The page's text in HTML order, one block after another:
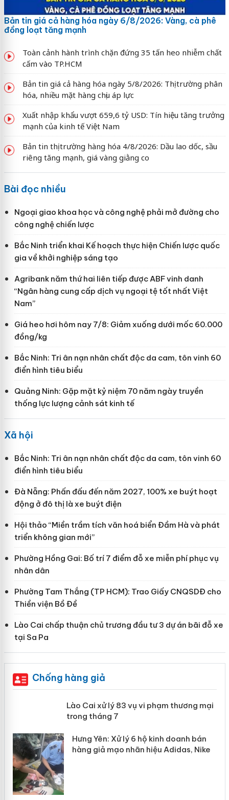
Bản tin giá cả hàng hóa ngày 6/8/2026: Vàng, cà phê
đồng loạt tăng mạnh
Toàn cảnh hành trình chặn đứng 35 tấn heo nhiễm chất
cấm vào TP.HCM
Bản tin giá cả hàng hóa ngày 5/8/2026: Thị trường phân
hóa, nhiều mặt hàng chịu áp lực
Xuất nhập khẩu vượt 659,6 tỷ USD: Tín hiệu tăng trưởng
mạnh của kinh tế Việt Nam
Bản tin thị trường hàng hóa 4/8/2026: Dầu lao dốc, sầu
riêng tăng mạnh, giá vàng giằng co
Bài đọc nhiều
Ngoại giao khoa học và công nghệ phải mở đường cho
công nghệ chiến lược
Bắc Ninh triển khai Kế hoạch thực hiện Chiến lược quốc
gia về khởi nghiệp sáng tạo
Agribank năm thứ hai liên tiếp được ABF vinh danh
“Ngân hàng cung cấp dịch vụ ngoại tệ tốt nhất Việt
Nam”
Giá heo hơi hôm nay 7/8: Giảm xuống dưới mốc 60.000
đồng/kg
Bắc Ninh: Tri ân nạn nhân chất độc da cam, tôn vinh 60
điển hình tiêu biểu
Quảng Ninh: Gặp mặt kỷ niệm 70 năm ngày truyền
thống lực lượng cảnh sát kinh tế
Xã hội
Bắc Ninh: Tri ân nạn nhân chất độc da cam, tôn vinh 60
điển hình tiêu biểu
Đà Nẵng: Phấn đấu đến năm 2027, 100% xe buýt hoạt
động ở đô thị là xe buýt điện
Hội thảo “Miền trầm tích văn hoá biển Đầm Hà và phát
triển không gian mới”
Phường Hồng Gai: Bố trí 7 điểm đỗ xe miễn phí phục vụ
nhân dân
Phường Tam Thắng (TP HCM): Trao Giấy CNQSDĐ cho
Thiền viện Bồ Đề
Lào Cai chấp thuận chủ trương đầu tư 3 dự án bãi đỗ xe
tại Sa Pa
Chống hàng giả
Lào Cai xử lý 83 vụ vi phạm thương
mại trong tháng 7